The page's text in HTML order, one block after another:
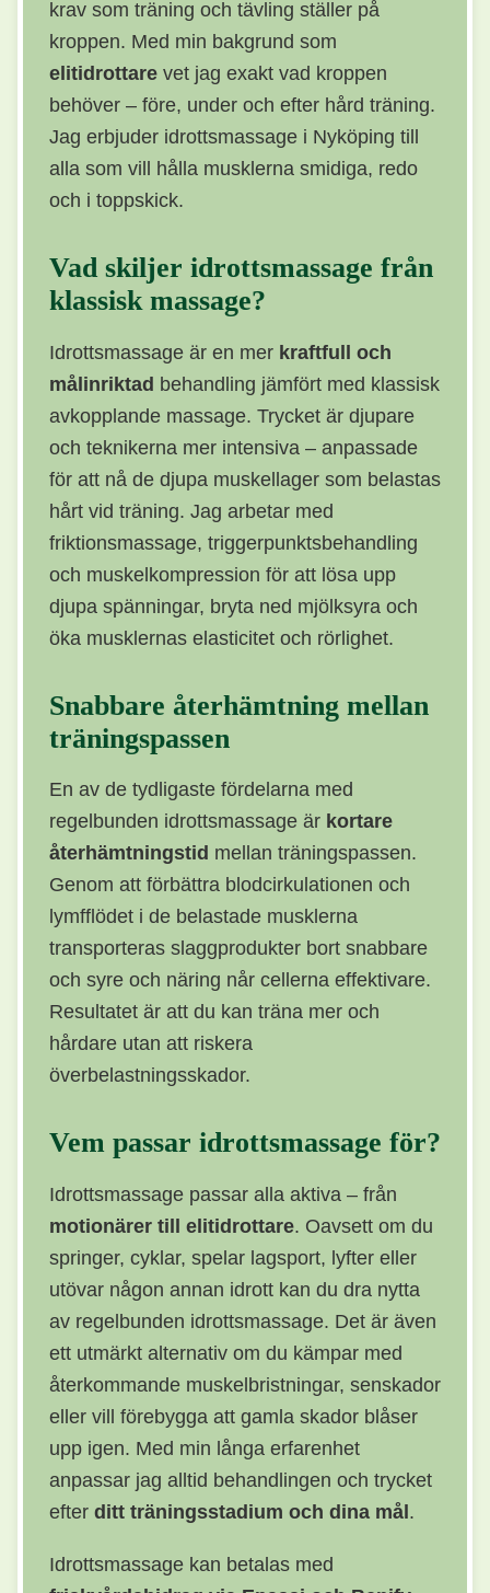
krav som träning och tävling ställer på
kroppen. Med min bakgrund som
elitidrottare vet jag exakt vad kroppen
behöver – före, under och efter hård träning.
Jag erbjuder idrottsmassage i Nyköping till
alla som vill hålla musklerna smidiga, redo
och i toppskick.
Vad skiljer idrottsmassage från
klassisk massage?
Idrottsmassage är en mer kraftfull och
målinriktad behandling jämfört med klassisk
avkopplande massage. Trycket är djupare
och teknikerna mer intensiva – anpassade
för att nå de djupa muskellager som belastas
hårt vid träning. Jag arbetar med
friktionsmassage, triggerpunktsbehandling
och muskelkompression för att lösa upp
djupa spänningar, bryta ned mjölksyra och
öka musklernas elasticitet och rörlighet.
Snabbare återhämtning mellan
träningspassen
En av de tydligaste fördelarna med
regelbunden idrottsmassage är kortare
återhämtningstid mellan träningspassen.
Genom att förbättra blodcirkulationen och
lymfflödet i de belastade musklerna
transporteras slaggprodukter bort snabbare
och syre och näring når cellerna effektivare.
Resultatet är att du kan träna mer och
hårdare utan att riskera
överbelastningsskador.
Vem passar idrottsmassage för?
Idrottsmassage passar alla aktiva – från
motionärer till elitidrottare. Oavsett om du
springer, cyklar, spelar lagsport, lyfter eller
utövar någon annan idrott kan du dra nytta
av regelbunden idrottsmassage. Det är även
ett utmärkt alternativ om du kämpar med
återkommande muskelbristningar, senskador
eller vill förebygga att gamla skador blåser
upp igen. Med min långa erfarenhet
anpassar jag alltid behandlingen och trycket
efter ditt träningsstadium och dina mål.
Idrottsmassage kan betalas med